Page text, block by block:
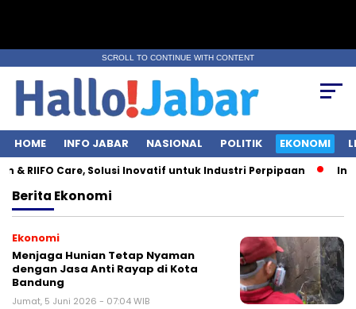
SCROLL TO CONTINUE WITH CONTENT
HOME INFO JABAR NASIONAL POLITIK EKONOMI
RIIFO Care, Solusi Inovatif untuk Industri Perpipaan
Berita Ekonomi
Ekonomi
Menjaga Hunian Tetap Nyaman
dengan Jasa Anti Rayap di Kota
Bandung
Jumat, 5 Juni 2026 - 07:04 WIB